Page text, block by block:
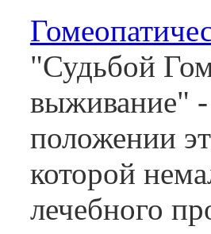
"Судьбой
выживание" -
положении
которой
лечебного